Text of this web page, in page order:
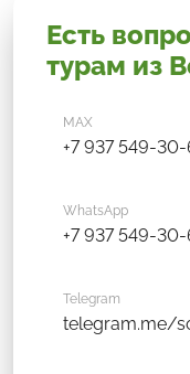
Есть
турам из
MAX
+7 937 549-
WhatsApp
+7 937 549-
Telegram
telegram.me/